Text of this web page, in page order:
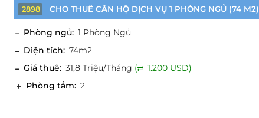
2898 CHO THUÊ CĂN HỘ DỊCH VỤ 1 PHÒNG NGỦ (74 M2)
Phòng ngủ: 1 Phòng Ngủ
Diện tích: 74m2
Giá thuê: 31,8 Triệu/Tháng (
1.200 USD)
Phòng tắm: 2